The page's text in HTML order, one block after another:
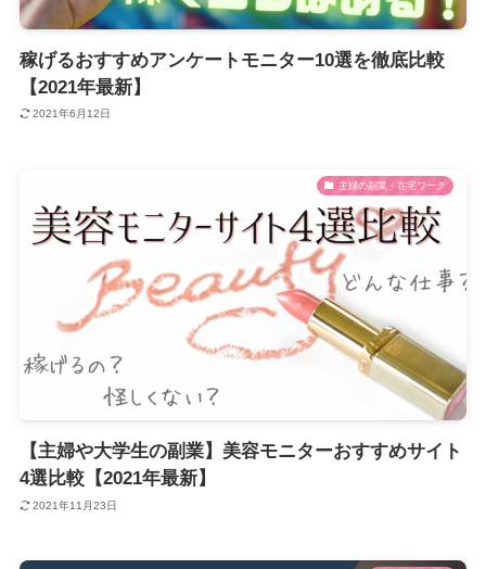
稼げるおすすめアンケートモニター10選を徹底比較
【2021年最新】
2021年6月12日
主婦の副業・在宅ワーク
【主婦や大学生の副業】美容モニターおすすめサイト
4選比較【2021年最新】
2021年11月23日